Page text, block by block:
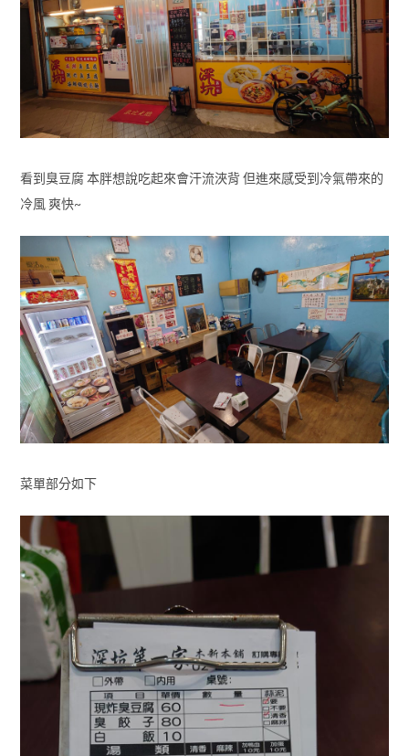
看到臭豆腐 本胖想說吃起來會汗流浹背 但進來感受到冷氣帶來的
冷風 爽快~
菜單部分如下